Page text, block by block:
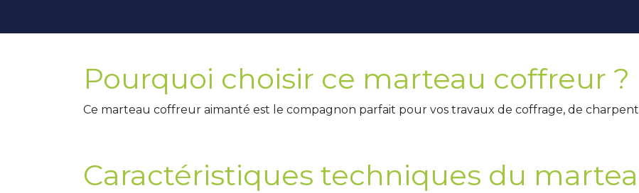
Pourquoi choisir ce marteau coffreur ?
Ce marteau coffreur aimanté est le compagnon parfait pour vos travaux de coffrage, de
Caractéristiques techniques du